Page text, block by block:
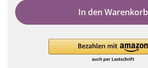
In den Warenkorb